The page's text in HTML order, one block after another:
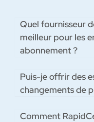
Quel fournisseur
meilleur pour les
abonnement ?
Puis-je offrir des
changements de
Comment